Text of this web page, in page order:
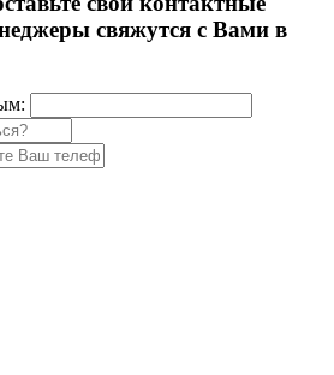
свяжутся с Вами в